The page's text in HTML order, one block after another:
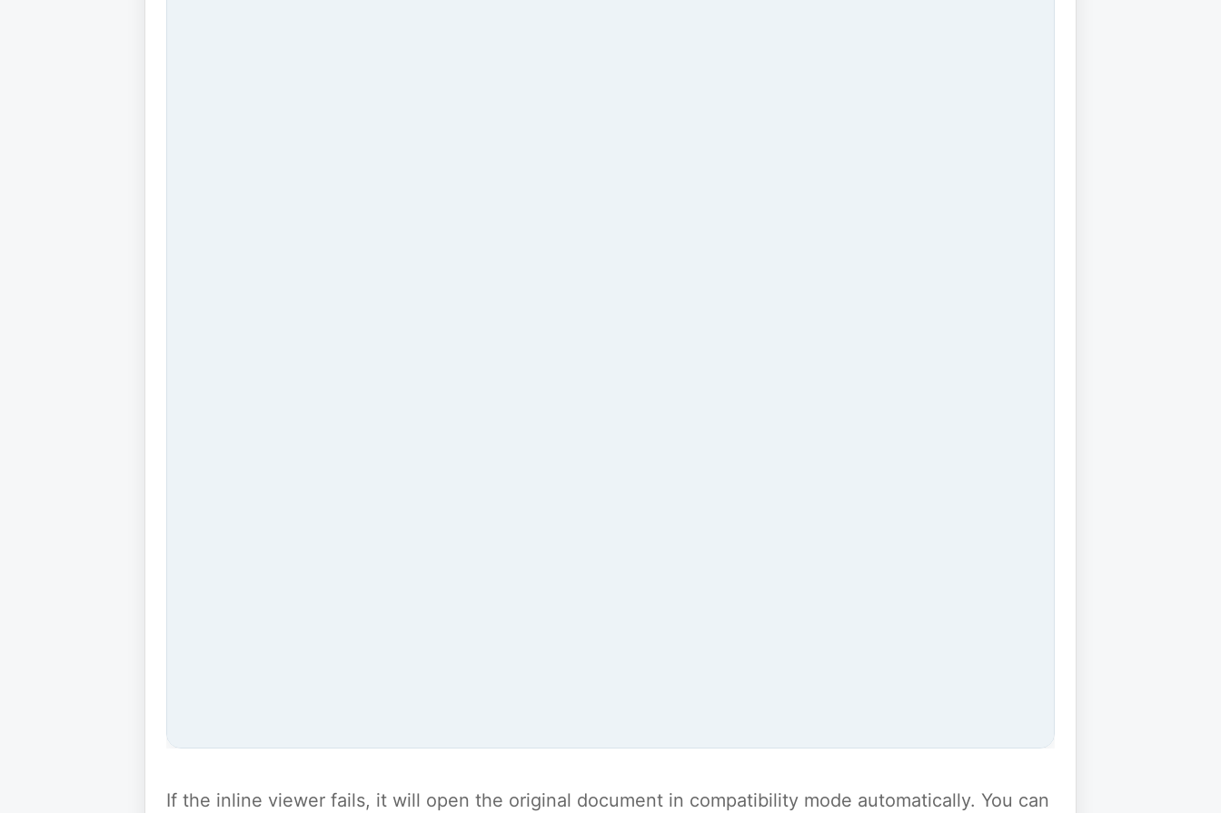
If the inline viewer fails, it will open the original document in compatibility mode automatically. You can